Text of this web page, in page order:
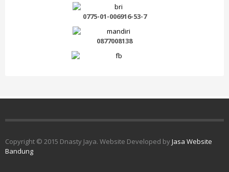
0775-01-006916-53-7
0877008138
Copyright © 2015 Dnasty Jaya. Website Developed byJasa Website
Bandung